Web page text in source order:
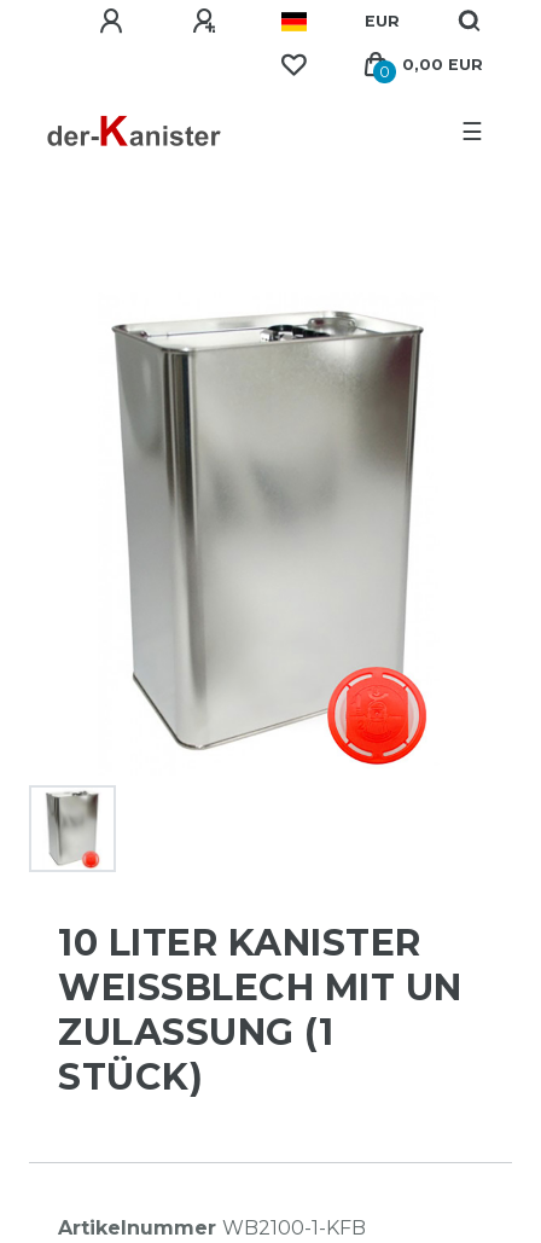
EUR
0 0,00 EUR
☰
10 LITER KANISTER
WEISSBLECH MIT UN Z
ULASSUNG (1 S
TÜCK)
Artikelnummer WB2100-1-KFB